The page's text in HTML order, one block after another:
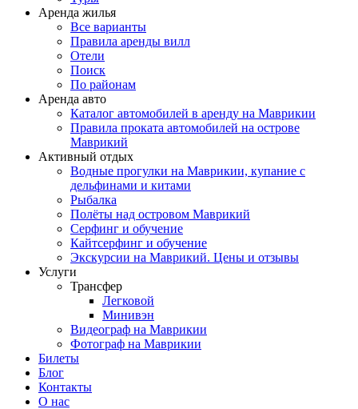
Аренда жилья
Все варианты
Правила аренды вилл
Отели
Поиск
По районам
Аренда авто
Каталог автомобилей в аренду на Маврикии
Правила проката автомобилей на острове
Маврикий
Активный отдых
Водные прогулки на Маврикии, купание с
дельфинами и китами
Рыбалка
Полёты над островом Маврикий
Серфинг и обучение
Кайтсерфинг и обучение
Экскурсии на Маврикий. Цены и отзывы
Услуги
Трансфер
Легковой
Минивэн
Видеограф на Маврикии
Фотограф на Маврикии
Билеты
Блог
Контакты
О нас